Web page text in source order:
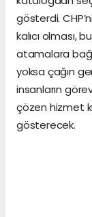
gösterdi.
kalıcı olması,
atamalara
yoksa çağın
insanların
çözen hizmet
gösterecek.